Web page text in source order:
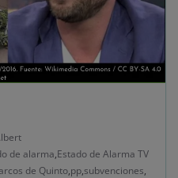
de alarma,Estado de Alarma TV
de Quinto,pp,subvenciones,